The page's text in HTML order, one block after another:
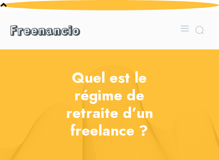
Freenancio
Quel est le
régime de
retraite d’un
freelance ?